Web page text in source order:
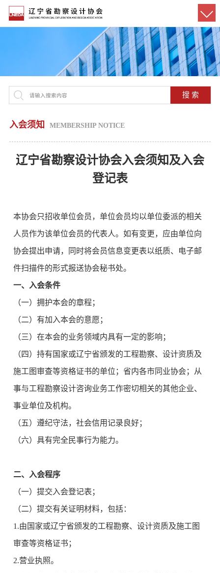
搜 索
入会须知 MEMBERSHIP NOTICE
辽宁省勘察设计协会入会须知及入会
登记表
本协会只招收单位会员，单位会员均以单位委派的相关
人员作为该单位会员的代表人。如有变更，应由单位向
协会提出申请，同时将会员信息变更表以纸质、电子邮
件扫描件的形式报送协会秘书处。
一、入会条件
（一）拥护本会的章程；
（二）有加入本会的意愿；
（三）在本会的业务领域内具有一定的影响；
（四）持有国家或辽宁省颁发的工程勘察、设计资质及
施工图审查等资格证书的单位；省内各市同业协会；从
事与工程勘察设计咨询业务工作密切相关的其他企业、
事业单位及机构。
（五）遵纪守法，社会信用记录良好；
（六）具有完全民事行为能力。
二、入会程序
（一）提交入会登记表；
（二）提交有关证明材料，包括：
1.由国家或辽宁省颁发的工程勘察、设计资质及施工图
审查等资格证书；
2.营业执照。